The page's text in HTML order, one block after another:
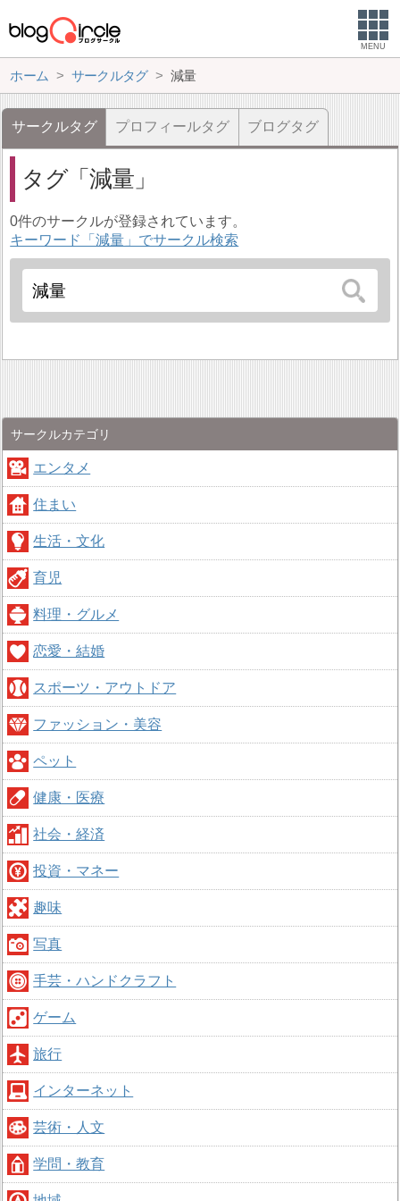
MENU
ホーム サークルタグ 減量
サークルタグ プロフィールタグ ブログタグ
タグ 減量
0件のサークルが登録されています。
キーワード「減量」でサークル検索
サークルカテゴリ
エンタメ
住まい
生活・文化
育児
料理・グルメ
恋愛・結婚
スポーツ・アウトドア
ファッション・美容
ペット
健康・医療
社会・経済
投資・マネー
趣味
写真
手芸・ハンドクラフト
ゲーム
旅行
インターネット
芸術・人文
学問・教育